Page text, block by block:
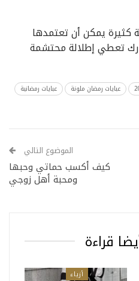
كثيرة يمكن أن تعتمدها
تعطي إطلالة محتشمة
عبايات رمضان ملونة
عبايات رمضانية
الموضوع التالي
كيف أكسب حماتي وحبها
ومحبة أهل زوجي
قراءة
أزياء